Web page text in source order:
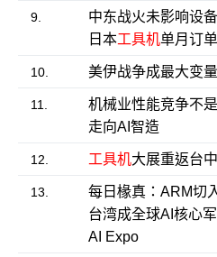
9.
中东战火未影响设
日本工具机单月订
10. 美伊战争成最大变
11. 机械业性能竞争不
走向AI智造
12. 工具机大展重返台
13.
每日椽真：ARM切
台湾成全球AI核心
AI Expo